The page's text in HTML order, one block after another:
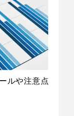
ルや注意点